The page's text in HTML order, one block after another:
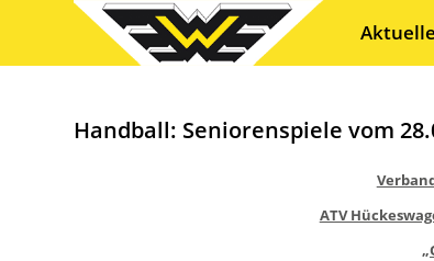
Handball: Seniorenspiele vom
ATV